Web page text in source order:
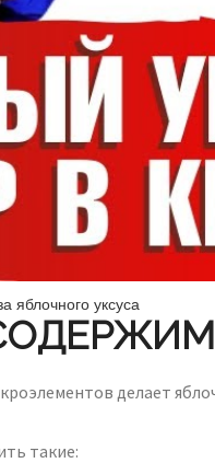
яблочного уксуса
делает
такие: